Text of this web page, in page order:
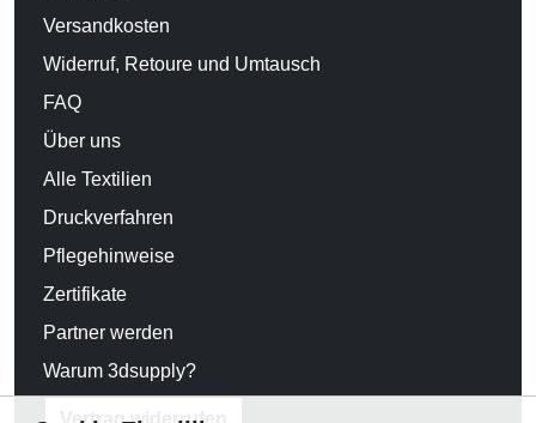
Versandkosten
Widerruf, Retoure und Umtausch
FAQ
Über uns
Alle Textilien
Druckverfahren
Pflegehinweise
Zertifikate
Partner werden
Warum 3dsupply?